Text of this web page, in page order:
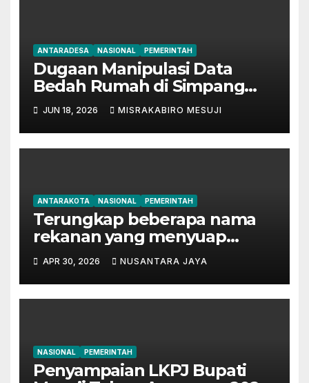
ANTARADESA NASIONAL PEMERINTAH
Dugaan Manipulasi Data
Bedah Rumah di Simpang
Mesuji, Oknum Tak
Bertanggung Jawab Disinyalir
‘Kondisikan’ Bansos
JUN 18, 2026 MISRAKABIRO MESUJI
ANTARAKOTA NASIONAL PEMERINTAH
Terungkap beberapa nama
rekanan yang menyuap
mantan Bupati Lampung
Tengah
APR 30, 2026 NUSANTARA JAYA
NASIONAL PEMERINTAH
Penyampaian LKPJ Bupati